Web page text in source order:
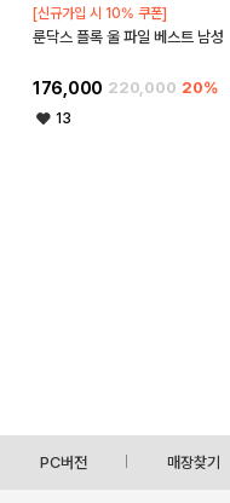
[신규가입 시 10% 쿠폰]
룬닥스 플록 울 파일 베스트 남성
176,000 220,000 20%
13
PC버전 매장찾기